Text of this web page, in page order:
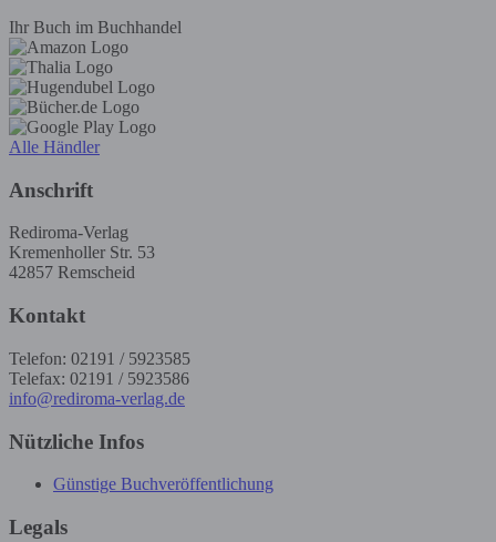
Ihr Buch im Buchhandel
Alle Händler
Anschrift
Rediroma-Verlag
Kremenholler Str. 53
42857 Remscheid
Kontakt
Telefon: 02191 / 5923585
Telefax: 02191 / 5923586
info@rediroma-verlag.de
Nützliche Infos
Günstige Buchveröffentlichung
Legals